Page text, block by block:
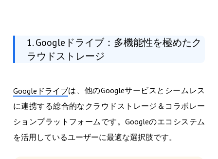
1. Googleドライブ：多機能性を極めたク
ラウドストレージ
Googleドライブは、他のGoogleサービスとシームレス
に連携する総合的なクラウドストレージ＆コラボレー
ションプラットフォームです。Googleのエコシステム
を活用しているユーザーに最適な選択肢です。